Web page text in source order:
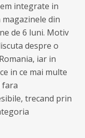
integrate in
din
de 6 luni. Motiv
despre o
iar in
in ce mai multe
fara
trecand prin